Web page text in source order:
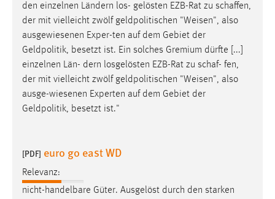
den einzelnen Ländern los- gelösten EZB-Rat zu schaffen,
der mit vielleicht zwölf geldpolitischen "Weisen", also
ausgewiesenen Exper-ten auf dem Gebiet der
Geldpolitik, besetzt ist. Ein solches Gremium dürfte [...]
einzelnen Län- dern losgelösten EZB-Rat zu schaf- fen,
der mit vielleicht zwölf geldpolitischen "Weisen", also
ausge-wiesenen Experten auf dem Gebiet der
Geldpolitik, besetzt ist."
[PDF] euro go east WD
Relevanz:
nicht-handelbare Güter. Ausgelöst durch den starken